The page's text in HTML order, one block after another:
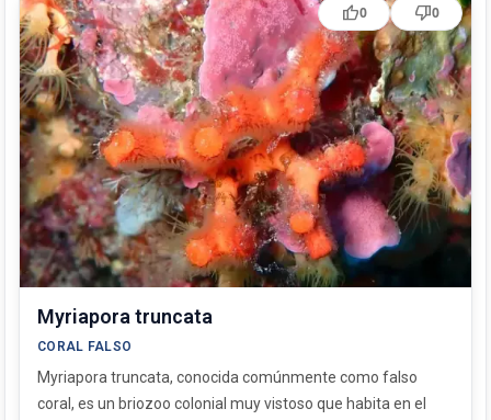
Myriapora truncata
CORAL FALSO
Myriapora truncata, conocida comúnmente como falso
coral, es un briozoo colonial muy vistoso que habita en el
thumb_up0 thumb_down0